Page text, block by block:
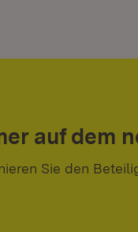
auf dem
Sie den